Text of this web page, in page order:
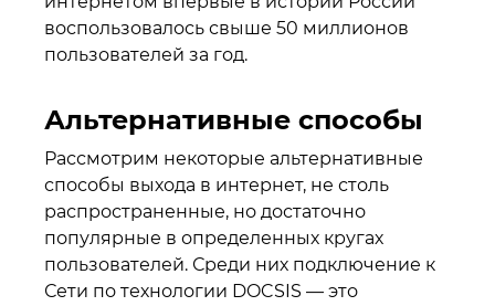
воспользовалось свыше 50 миллионов
пользователей за год.
Альтернативные способы
Рассмотрим некоторые альтернативные
способы выхода в интернет, не столь
распространенные, но достаточно
популярные в определенных кругах
пользователей. Среди них подключение к
Сети по технологии DOCSIS — это